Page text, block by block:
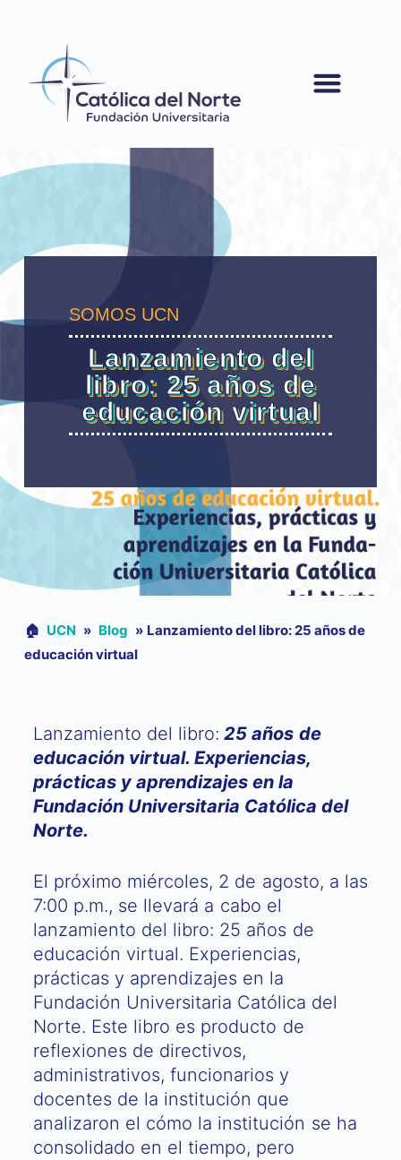
SOMOS UCN
Lanzamiento del
libro: 25 años de
educación virtual
🏠︎ UCN » Blog » Lanzamiento del libro: 25 años de
educación virtual
Lanzamiento del libro: 25 años de
educación virtual. Experiencias,
prácticas y aprendizajes en la
Fundación Universitaria Católica del
Norte.
El próximo miércoles, 2 de agosto, a las
7:00 p.m., se llevará a cabo el
lanzamiento del libro: 25 años de
educación virtual. Experiencias,
prácticas y aprendizajes en la
Fundación Universitaria Católica del
Norte. Este libro es producto de
reflexiones de directivos,
administrativos, funcionarios y
docentes de la institución que
analizaron el cómo la institución se ha
consolidado en el tiempo, pero